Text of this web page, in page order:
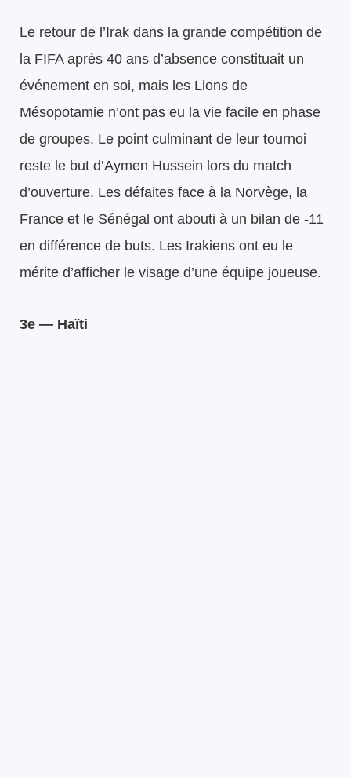
Le retour de l’Irak dans la grande compétition de
la FIFA après 40 ans d’absence constituait un
événement en soi, mais les Lions de
Mésopotamie n’ont pas eu la vie facile en phase
de groupes. Le point culminant de leur tournoi
reste le but d’Aymen Hussein lors du match
d’ouverture. Les défaites face à la Norvège, la
France et le Sénégal ont abouti à un bilan de -11
en différence de buts. Les Irakiens ont eu le
mérite d’afficher le visage d’une équipe joueuse.
3e — Haïti